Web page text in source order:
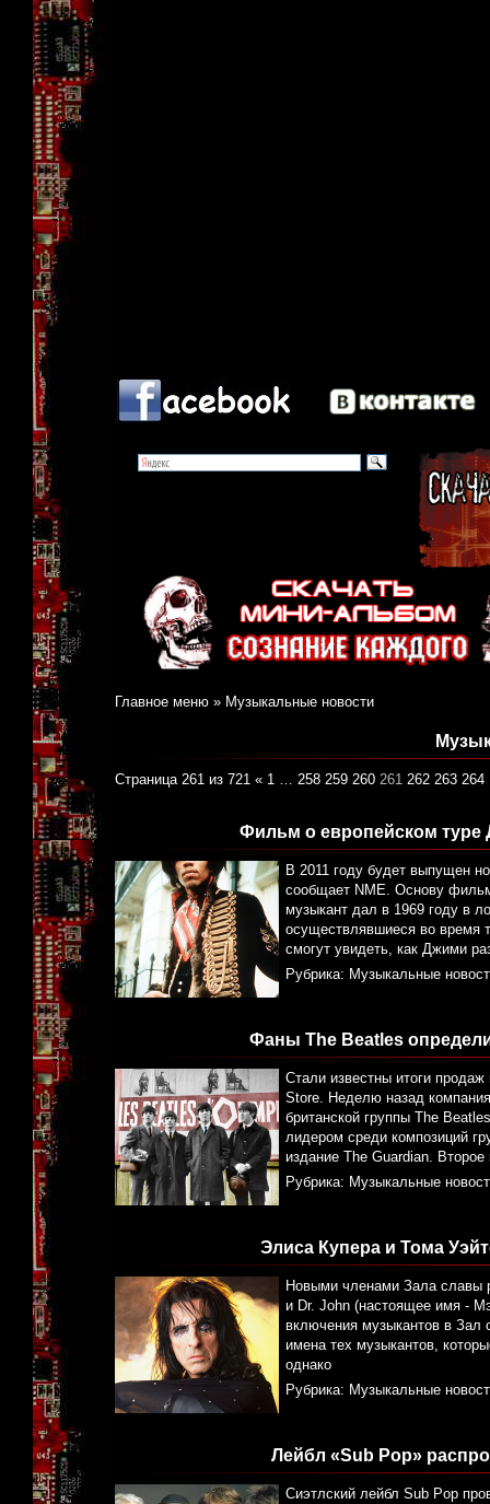
Главное меню » Музыкальные новости
Страница 261 из 721 « 1 … 258 259 260 261 262 263 264
Фильм о европейском туре
В 2011 году будет выпущен
сообщает NME. Основу
музыкант дал в 1969 году в
осуществлявшиеся во время
смогут увидеть, как Джими
Рубрика: Музыкальные
Фаны The Beatles
Стали известны итоги
Store. Неделю назад
британской группы The
лидером среди композиций
издание The Guardian.
Рубрика: Музыкальные
Элиса Купера и Тома
Новыми членами Зала славы
и Dr. John (настоящее имя -
включения музыкантов в Зал
имена тех музыкантов,
однако
Рубрика: Музыкальные
Лейбл «Sub Pop»
Сиэтлский лейбл Sub Pop